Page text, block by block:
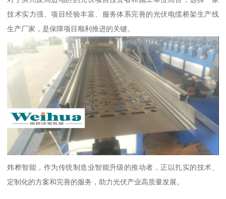
技术实力强、项目经验丰富、服务体系完善的光伏电缆桥架生产线
生产厂家，是保障项目顺利推进的关键。
炜桦智能，作为传统制造业智能升级的推动者，正以扎实的技术、
定制化的方案和完善的服务，助力光伏产业高质量发展。